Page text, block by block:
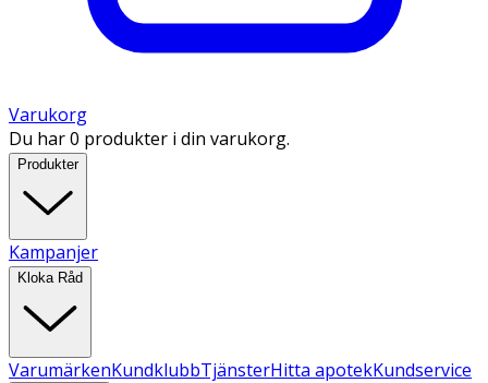
Varukorg
Du har 0 produkter i din varukorg.
Produkter
Kampanjer
Kloka Råd
VarumärkenKundklubbTjänsterHitta apotekKundservice